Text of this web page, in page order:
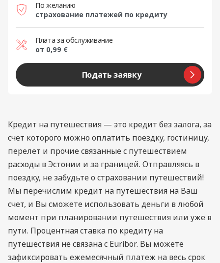
По желанию
cтрахование платежей по кредиту
Плата за обслуживание
от 0,99 €
Подать заявку
Кредит на путешествия — это кредит без залога, за
счет которого можно оплатить поездку, гостиницу,
перелет и прочие связанные с путешествием
расходы в Эстонии и за границей. Отправляясь в
поездку, не забудьте о страховании путешествий!
Мы перечислим кредит на путешествия на Ваш
счет, и Вы сможете использовать деньги в любой
момент при планировании путешествия или уже в
пути. Процентная ставка по кредиту на
путешествия не связана с Euribor. Вы можете
зафиксировать ежемесячный платеж на весь срок